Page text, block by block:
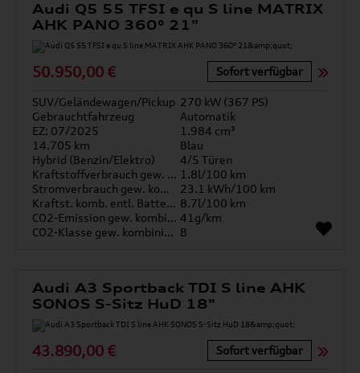
Audi Q5 55 TFSI e qu S line MATRIX
AHK PANO 360° 21"
50.950,00 € Sofort verfügbar
SUV/Geländewagen/Pickup 270 kW (367 PS)
Gebrauchtfahrzeug
Automatik
EZ: 07/2025
1.984 cm³
14.705 km
Blau
Hybrid (Benzin/Elektro)
4/5 Türen
Kraftstoffverbrauch gew. kombiniert 1.8l/100 km
Stromverbrauch gew. kombiniert
23.1 kWh/100 km
Kraftst. komb. entl. Batterie 8.7l/100 km
CO2-Emission gew. kombiniert 41g/km
CO2-Klasse gew. kombiniert B
Audi A3 Sportback TDI S line AHK
SONOS S-Sitz HuD 18"
43.890,00 € Sofort verfügbar